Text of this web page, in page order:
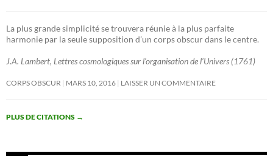
La plus grande simplicité se trouvera réunie à la plus parfaite
harmonie par la seule supposition d’un corps obscur dans le centre.
J.A. Lambert, Lettres cosmologiques sur l’organisation de l’Univers (1761)
CORPS OBSCUR MARS 10, 2016 LAISSER UN COMMENTAIRE
PLUS DE CITATIONS →